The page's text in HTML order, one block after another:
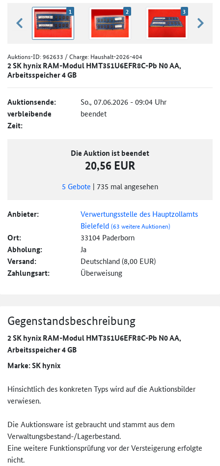
zurück blättern
1 2 3
Auktions-ID:962633 / Charge: Haushalt-2026-404
2 SK hynix RAM-Modul HMT351U6EFR8C-Pb N0 AA,
Arbeitsspeicher 4 GB
Auktionsende: So., 07.06.2026 - 09:04 Uhr
verbleibende
Zeit:
beendet
Die Auktion ist beendet
20,56 EUR
5 Gebote | 735 mal angesehen
Anbieter:
Verwertungsstelle des Hauptzollamts
Bielefeld(63 weitere Auktionen)
Ort: 33104 Paderborn
Abholung: Ja
Versand: Deutschland (8,00 EUR)
Zahlungsart: Überweisung
Gegenstandsbeschreibung
2 SK hynix RAM-Modul HMT351U6EFR8C-Pb N0 AA,
Arbeitsspeicher 4 GB
Marke: SK hynix
Hinsichtlich des konkreten Typs wird auf die Auktionsbilder
verwiesen.
Die Auktionsware ist gebraucht und stammt aus dem
Verwaltungsbestand-/Lagerbesta­nd.
Eine weitere Funktionsprüfung vor der Versteigerung erfolgte
nicht.